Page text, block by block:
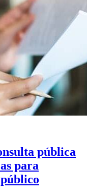
pública
para